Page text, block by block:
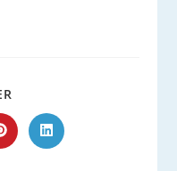
CONTENU
Ouvrir
dans